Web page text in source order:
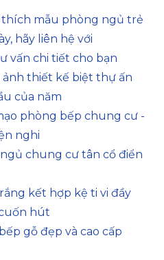
thích mẫu phòng ngủ trẻ
hãy liên hệ với
vấn chi tiết cho bạn
ảnh thiết kế biệt thự ấn
của năm
phòng bếp chung cư -
nghi
chung cư tân cổ điển
kết hợp kệ ti vi đầy
hút
gỗ đẹp và cao cấp